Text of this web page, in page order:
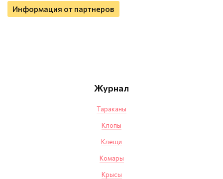
Информация от партнеров
Журнал
Тараканы
Клопы
Клещи
Комары
Крысы